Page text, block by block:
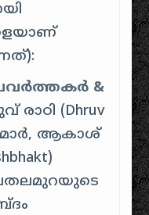
&
രാഠി (Dhruv
ആകാശ്